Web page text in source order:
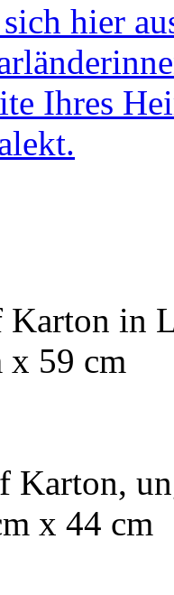
hier
Ihres
Karton in
x 59 cm
Karton,
x 44 cm